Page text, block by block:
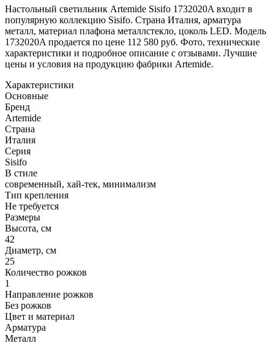
Настольный светильник Artemide Sisifo 1732020A входит в
популярную коллекцию Sisifo. Страна Италия, арматура
металл, материал плафона металлстекло, цоколь LED. Модель
1732020A продается по цене 112 580 руб. Фото, технические
характеристики и подробное описание с отзывами. Лучшие
цены и условия на продукцию фабрики Artemide.
Характеристики
Основные
Бренд
Artemide
Страна
Италия
Серия
Sisifo
В стиле
современный, хай-тек, минимализм
Тип крепления
Не требуется
Размеры
Высота, см
42
Диаметр, см
25
Количество рожков
1
Направление рожков
Без рожков
Цвет и материал
Арматура
Металл